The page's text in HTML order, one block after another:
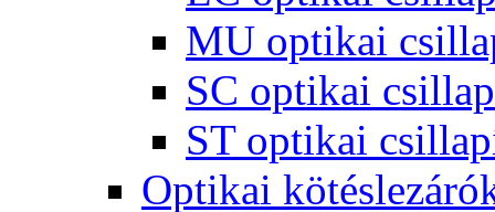
MU optikai
SC optikai
ST optikai
Optikai